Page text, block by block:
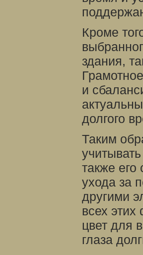
Кроме
здания,
и
долгого
Таким
также его
ухода за
другими
всех
цвет для
глаза